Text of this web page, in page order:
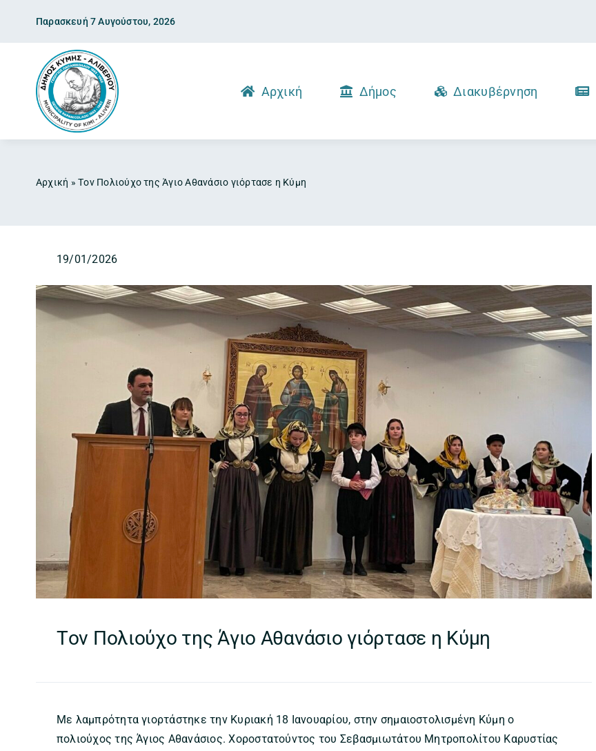
content
Παρασκευή 7 Αυγούστου, 2026
Αρχική Δήμος Διακυβέρνηση
Αρχική »Tον Πολιούχο της Άγιο Αθανάσιο γιόρτασε η Κύμη
19/01/2026
Tον Πολιούχο της Άγιο Αθανάσιο γιόρτασε η Κύμη
Με λαμπρότητα γιορτάστηκε την Κυριακή 18 Ιανουαρίου, στην σημαιοστολισμένη Κύμη ο
πολιούχος της Άγιος Αθανάσιος. Χοροστατούντος του Σεβασμιωτάτου Μητροπολίτου Καρυστίας